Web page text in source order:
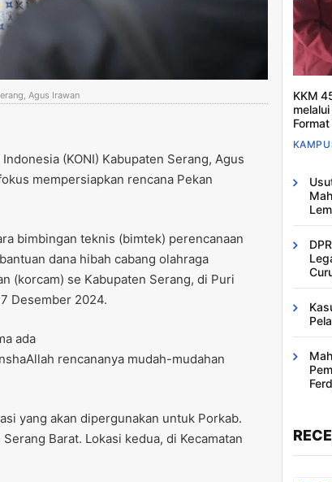
Agus Irawan
(KONI) Kabupaten Serang, Agus
mempersiapkan rencana Pekan
bimbingan teknis (bimtek) perencanaan
dana hibah cabang olahraga
(korcam) se Kabupaten Serang, di Puri
Desember 2024.
ada
rencananya mudah-mudahan
yang akan dipergunakan untuk Porkab.
Barat. Lokasi kedua, di Kecamatan
KKM